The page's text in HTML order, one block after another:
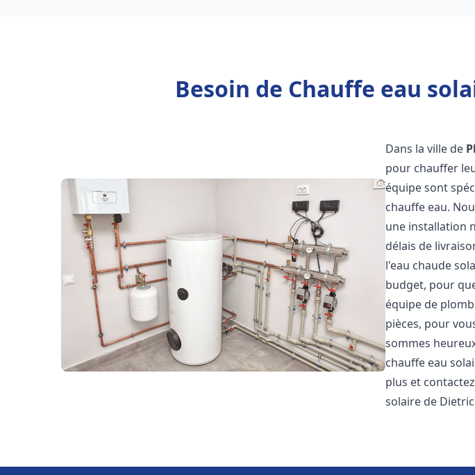
Besoin de Chauffe eau
Dans la ville de
pour chauffer
équipe sont
chauffe eau.
une installation
délais de
l'eau chaude
budget, pour
équipe de
pièces, pour
sommes
chauffe eau
plus et
solaire de